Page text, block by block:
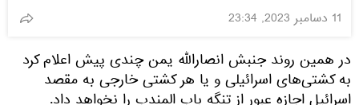
11 دسامبر 2023, 23:34
در همین روند جنبش انصارالله یمن چندی پیش اعلام کرد
به کشتی‌های اسرائیلی و یا هر کشتی خارجی به مقصد